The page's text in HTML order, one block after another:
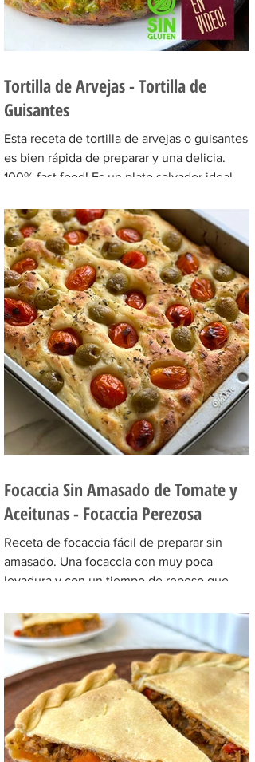
Tortilla de Arvejas - Tortilla de
Guisantes
Esta receta de tortilla de arvejas o guisantes
es bien rápida de preparar y una delicia.
100% fast food! Es un plato salvador ideal
Focaccia Sin Amasado de Tomate y
Aceitunas - Focaccia Perezosa
Receta de focaccia fácil de preparar sin
amasado. Una focaccia con muy poca
levadura y con un tiempo de reposo que